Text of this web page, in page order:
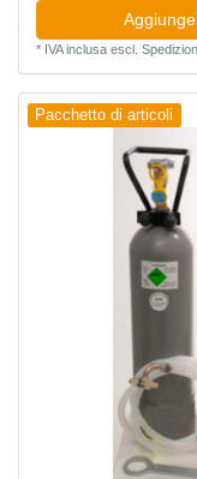
* IVA inclusaescl.
Pacchetto di articoli